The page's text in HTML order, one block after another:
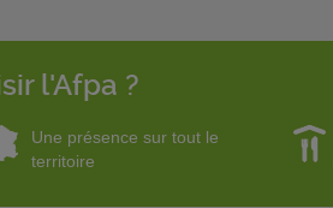
l'Afpa ?
Une présence sur tout le
territoire